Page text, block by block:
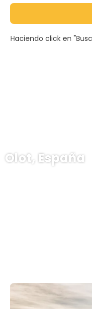
Olot, España
Haciendo click en